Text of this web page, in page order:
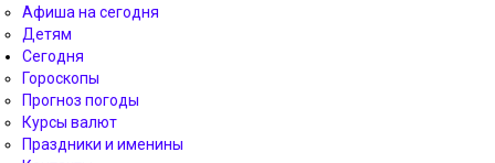
Афиша на сегодня
Детям
Сегодня
Гороскопы
Прогноз погоды
Курсы валют
Праздники и именины